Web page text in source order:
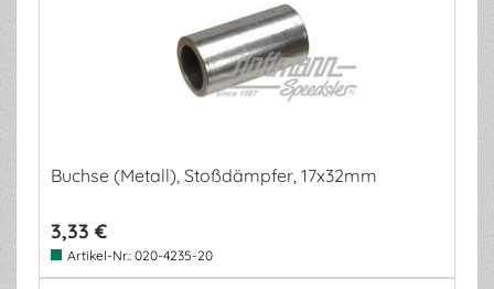
Buchse (Metall), Stoßdämpfer, 17x32mm
3,33 €
Artikel-Nr.: 020-4235-20